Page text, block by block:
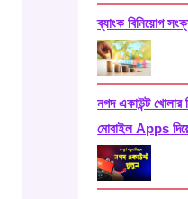
ব্যাংক বিনিয়োগ
নগদ একাউন্ট খোলার
মোবাইল Apps